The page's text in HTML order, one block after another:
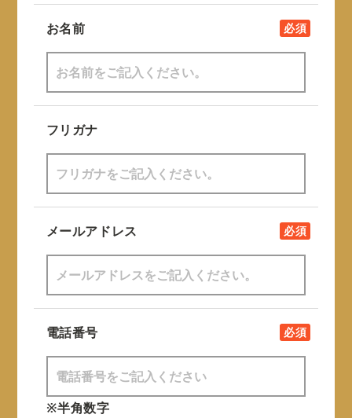
お名前 必須
フリガナ
メールアドレス 必須
電話番号 必須
※半角数字